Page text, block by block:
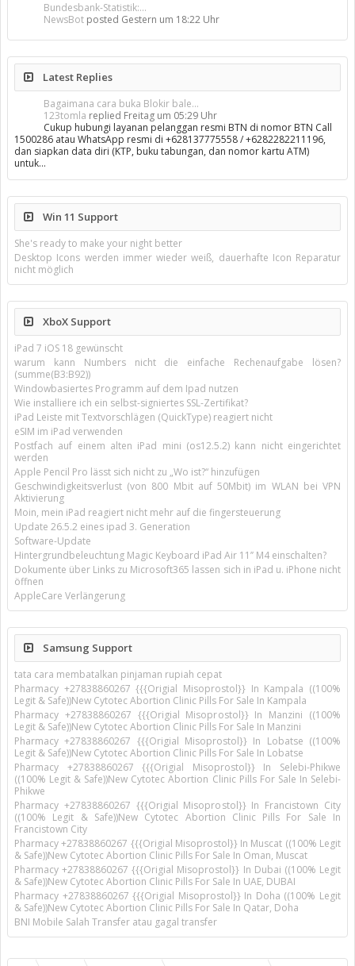
Bundesbank-Statistik:...
NewsBot posted Gestern um 18:22 Uhr
Latest Replies
Bagaimana cara buka Blokir bale...
123tomla replied Freitag um 05:29 Uhr
Cukup hubungi layanan pelanggan resmi BTN di nomor BTN Call
1500286 atau WhatsApp resmi di +628137775558 / +6282282211196,
dan siapkan data diri (KTP, buku tabungan, dan nomor kartu ATM)
untuk…
Win 11 Support
She's ready to make your night better
Desktop Icons werden immer wieder weiß, dauerhafte Icon Reparatur
nicht möglich
XboX Support
iPad 7 iOS 18 gewünscht
warum kann Numbers nicht die einfache Rechenaufgabe lösen?
(summe(B3:B92))
Windowbasiertes Programm auf dem Ipad nutzen
Wie installiere ich ein selbst-signiertes SSL-Zertifikat?
iPad Leiste mit Textvorschlägen (QuickType) reagiert nicht
eSIM im iPad verwenden
Postfach auf einem alten iPad mini (os12.5.2) kann nicht eingerichtet
werden
Apple Pencil Pro lässt sich nicht zu „Wo ist?“ hinzufügen
Geschwindigkeitsverlust (von 800 Mbit auf 50Mbit) im WLAN bei VPN
Aktivierung
Moin, mein iPad reagiert nicht mehr auf die fingersteuerung
Update 26.5.2 eines ipad 3. Generation
Software-Update
Hintergrundbeleuchtung Magic Keyboard iPad Air 11’’ M4 einschalten?
Dokumente über Links zu Microsoft365 lassen sich in iPad u. iPhone nicht
öffnen
AppleCare Verlängerung
Samsung Support
tata cara membatalkan pinjaman rupiah cepat
Pharmacy +27838860267 {{{Origial Misoprostol}} In Kampala ((100%
Legit & Safe))New Cytotec Abortion Clinic Pills For Sale In Kampala
Pharmacy +27838860267 {{{Origial Misoprostol}} In Manzini ((100%
Legit & Safe))New Cytotec Abortion Clinic Pills For Sale In Manzini
Pharmacy +27838860267 {{{Origial Misoprostol}} In Lobatse ((100%
Legit & Safe))New Cytotec Abortion Clinic Pills For Sale In Lobatse
Pharmacy +27838860267 {{{Origial Misoprostol}} In Selebi-Phikwe
((100% Legit & Safe))New Cytotec Abortion Clinic Pills For Sale In Selebi-
Phikwe
Pharmacy +27838860267 {{{Origial Misoprostol}} In Francistown City
((100% Legit & Safe))New Cytotec Abortion Clinic Pills For Sale In
Francistown City
Pharmacy +27838860267 {{{Origial Misoprostol}} In Muscat ((100% Legit
& Safe))New Cytotec Abortion Clinic Pills For Sale In Oman, Muscat
Pharmacy +27838860267 {{{Origial Misoprostol}} In Dubai ((100% Legit
& Safe))New Cytotec Abortion Clinic Pills For Sale In UAE, DUBAI
Pharmacy +27838860267 {{{Origial Misoprostol}} In Doha ((100% Legit
& Safe))New Cytotec Abortion Clinic Pills For Sale In Qatar, Doha
BNI Mobile Salah Transfer atau gagal transfer